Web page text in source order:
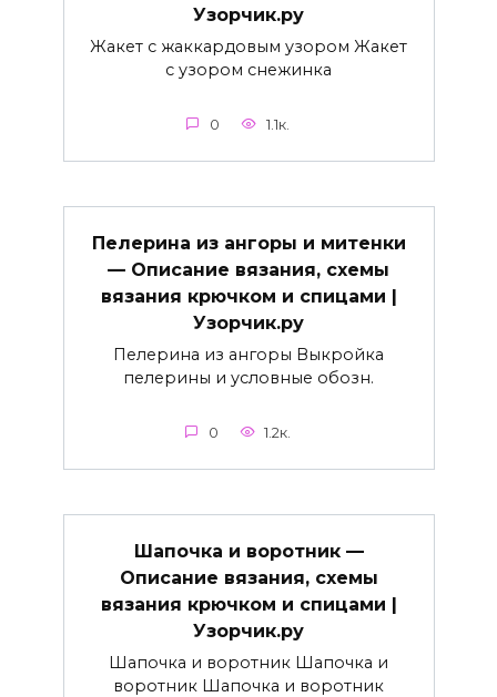
Узорчик.ру
Жакет с жаккардовым узором Жакет
с узором снежинка
0 1.1к.
Пелерина из ангоры и митенки
— Описание вязания, схемы
вязания крючком и спицами |
Узорчик.ру
Пелерина из ангоры Выкройка
пелерины и условные обозн.
0 1.2к.
Шапочка и воротник —
Описание вязания, схемы
вязания крючком и спицами |
Узорчик.ру
Шапочка и воротник Шапочка и
воротник Шапочка и воротник